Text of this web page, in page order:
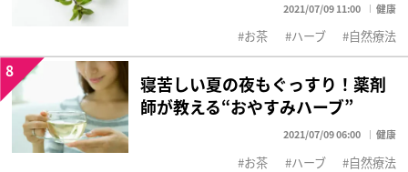
2021/07/09 11:00 健康
お茶 ハーブ 自然療法
寝苦しい夏の夜もぐっすり！薬剤
師が教える“おやすみハーブ”
2021/07/09 06:00 健康
8
お茶 ハーブ 自然療法